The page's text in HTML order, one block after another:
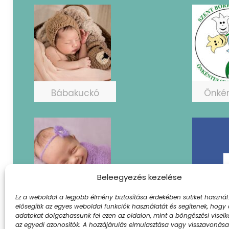
Beleegyezés kezelése
Ez a weboldal a legjobb élmény biztosítása érdekében sütiket
elősegítik az egyes weboldal funkciók használatát és segítenek, hogy
adatokat dolgozhassunk fel ezen az oldalon, mint a böngészési
az egyedi azonosítók. A hozzájárulás elmulasztása vagy
Bábakuckó
PICifészek